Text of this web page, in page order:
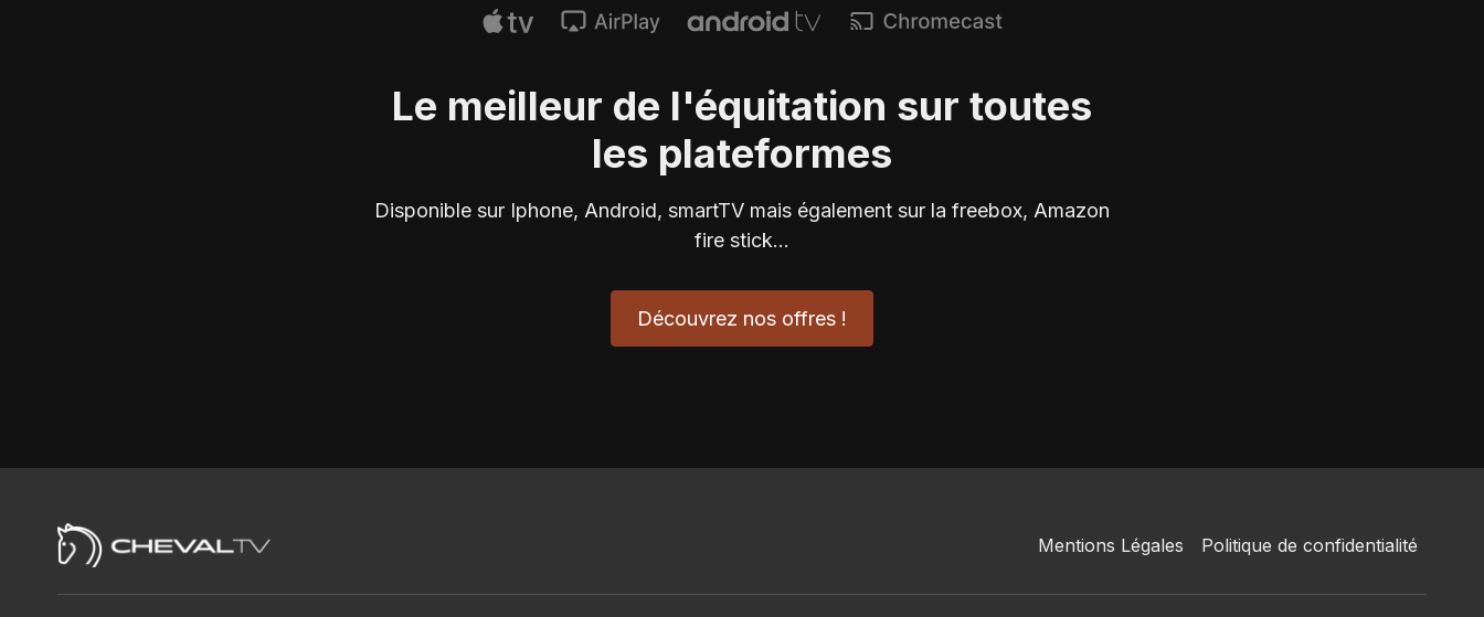
Le meilleur de l'équitation sur toutes
les plateformes
Disponible sur Iphone, Android, smartTV mais également sur la freebox, Amazon
fire stick...
Découvrez nos offres !
Mentions Légales Politique de confidentialité